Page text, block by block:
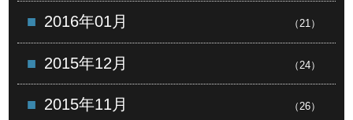
2016年01月 （21）
2015年12月 （24）
2015年11月 （26）